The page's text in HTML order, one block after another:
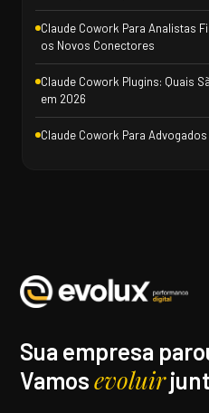
Claude Cowork Para Analistas
os Novos Conectores
Claude Cowork Plugins: Quais
em 2026
Claude Cowork Para
Sua empresa
Vamosevoluir